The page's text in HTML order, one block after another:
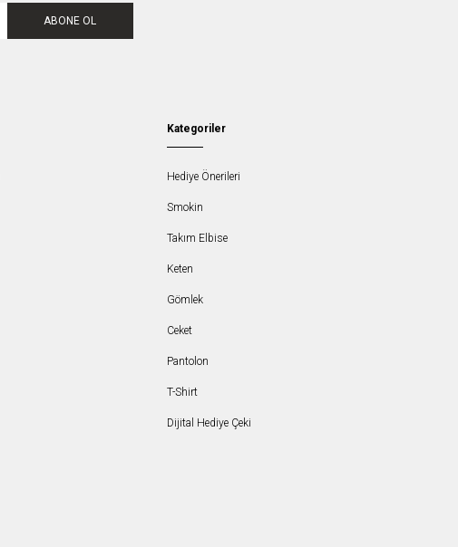
ABONE OL
Kategoriler
Hediye Önerileri
Smokin
Takım Elbise
Keten
Gömlek
Ceket
Pantolon
T-Shirt
Dijital Hediye Çeki